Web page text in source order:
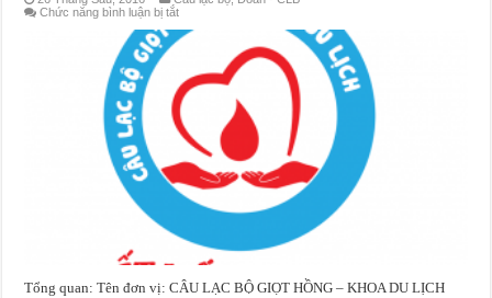
Chức năng bình luận bị tắtở
lạc
Giọt
hồng
Tổng quan: Tên đơn vị: CÂU LẠC BỘ GIỌT HỒNG – KHOA DU LỊCH